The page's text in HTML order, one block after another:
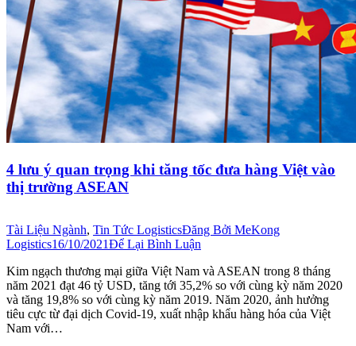
4 lưu ý quan trọng khi tăng tốc đưa hàng Việt vào
thị trường ASEAN
Tài Liệu Ngành, Tin Tức LogisticsĐăng Bởi MeKong
Logistics16/10/2021Để Lại Bình Luận
Kim ngạch thương mại giữa Việt Nam và ASEAN trong 8 tháng
năm 2021 đạt 46 tỷ USD, tăng tới 35,2% so với cùng kỳ năm 2020
và tăng 19,8% so với cùng kỳ năm 2019. Năm 2020, ảnh hưởng
tiêu cực từ đại dịch Covid-19, xuất nhập khẩu hàng hóa của Việt
Nam với…